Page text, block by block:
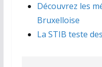
Découvrez les
Bruxelloise
La STIB teste